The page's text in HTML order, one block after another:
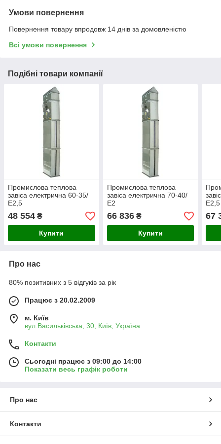
Умови повернення
Повернення товару впродовж 14 днів за домовленістю
Всі умови повернення
Подібні товари компанії
Промислова теплова
завіса електрична 60-35/
Е2,5
48 554 ₴
Купити
Промислова теплова
завіса електрична 70-40/
Е2
66 836₴
Купити
Е2,5
67
Про нас
80% позитивних з 5 відгуків за рік
Працює з 20.02.2009
м. Київ
вул.Васильківська, 30, Київ, Україна
Контакти
Сьогодні працює з 09:00 до 14:00
Показати весь графік роботи
Про нас
Контакти